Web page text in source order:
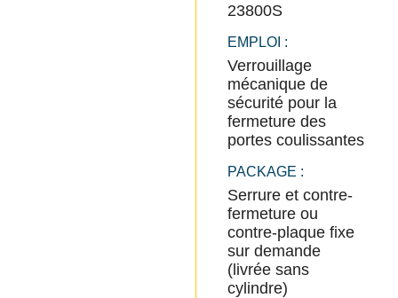
23800S
EMPLOI :
Verrouillage
mécanique de
sécurité pour la
fermeture des
portes coulissantes
PACKAGE :
Serrure et contre-
fermeture ou
contre-plaque fixe
sur demande
(livrée sans
cylindre)